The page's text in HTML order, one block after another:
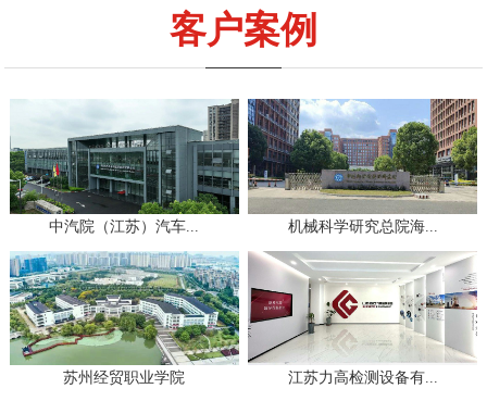
客户案例
中汽院（江苏）汽车... 机械科学研究总院海...
苏州经贸职业学院 江苏力高检测设备有...